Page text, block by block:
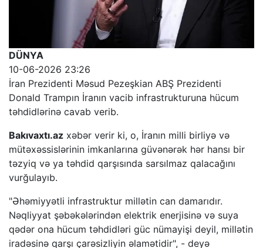
DÜNYA
10-06-2026 23:26
İran Prezidenti Məsud Pezeşkian ABŞ Prezidenti
Donald Trampın İranın vacib infrastrukturuna hücum
təhdidlərinə cavab verib.
Bakıvaxtı.az xəbər verir ki, o, İranın milli birliyə və
mütəxəssislərinin imkanlarına güvənərək hər hansı bir
təzyiq və ya təhdid qarşısında sarsılmaz qalacağını
vurğulayıb.
"Əhəmiyyətli infrastruktur millətin can damarıdır.
Nəqliyyat şəbəkələrindən elektrik enerjisinə və suya
qədər ona hücum təhdidləri güc nümayişi deyil, millətin
iradəsinə qarşı çarəsizliyin əlamətidir", - deyə